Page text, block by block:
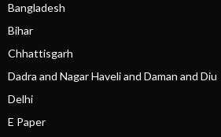
Bangladesh
Bihar
Chhattisgarh
Dadra and Nagar Haveli and Daman and Diu
Delhi
E Paper